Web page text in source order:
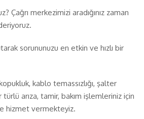
merkezimizi aradığınız zaman
sorununuzu en etkin ve hızlı bir
kablo temassızlığı, şalter
türlü arıza, tamir, bakım işlemleriniz için
hizmet vermekteyiz.